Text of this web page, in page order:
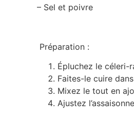
– Sel et poivre
Préparation :
Épluchez le céleri-
Faites-le cuire
Mixez le tout en
Ajustez